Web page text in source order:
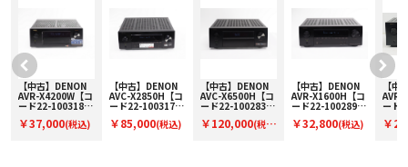
・ 95W+95W（8Ω 、 20Hz ～ 20kHz、 THD 0.08%、 2ch駆動）
・ 125W+125W（6Ω 、 1kHz、 THD 0.7%、 2ch駆動）
〇 実用最大出力
・ 140W+140W（JEITA: 6Ω、 1kHz、 THD 10%、 2ch駆動）
・ 185W（JEITA: 6Ω 、 1kHz、 THD 10%、 1ch駆動）
〇 適合インピーダンス 4 ～ 16Ω
〇 周波数特性 10Hz ～ 100kHz （+1,-3dB、ダイレクトモード時）
〇 S/N比 100dB （IHF-A、ダイレクトモード時）
〇 無線LAN
・ ネットワーク種類（無線LAN 規格） IEEE 802.11a / b / g / n / ac準拠（Wi-
Fi® 準拠）
【中古】DENON
AVR-X4200W【コ
ード22-100318】
￥37,000(税込)
【中古】DENON
AVC-X2850H【コ
ード22-100317】
￥85,000(税込)
【中古】DENON
AVC-X6500H【コ
ード22-100283】
￥120,000(税
【中古】DENON
AVR-X1600H【コ
ード22-100289】
￥32,800(税込)
【中
AVR-
ード
￥